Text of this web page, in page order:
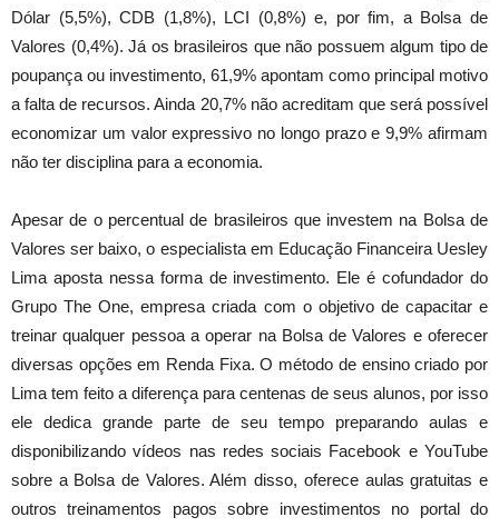
Dólar (5,5%), CDB (1,8%), LCI (0,8%) e, por fim, a Bolsa de
Valores (0,4%). Já os brasileiros que não possuem algum tipo de
poupança ou investimento, 61,9% apontam como principal motivo
a falta de recursos. Ainda 20,7% não acreditam que será possível
economizar um valor expressivo no longo prazo e 9,9% afirmam
não ter disciplina para a economia.
Apesar de o percentual de brasileiros que investem na Bolsa de
Valores ser baixo, o especialista em Educação Financeira Uesley
Lima aposta nessa forma de investimento. Ele é cofundador do
Grupo The One, empresa criada com o objetivo de capacitar e
treinar qualquer pessoa a operar na Bolsa de Valores e oferecer
diversas opções em Renda Fixa. O método de ensino criado por
Lima tem feito a diferença para centenas de seus alunos, por isso
ele dedica grande parte de seu tempo preparando aulas e
disponibilizando vídeos nas redes sociais Facebook e YouTube
sobre a Bolsa de Valores. Além disso, oferece aulas gratuitas e
outros treinamentos pagos sobre investimentos no portal do